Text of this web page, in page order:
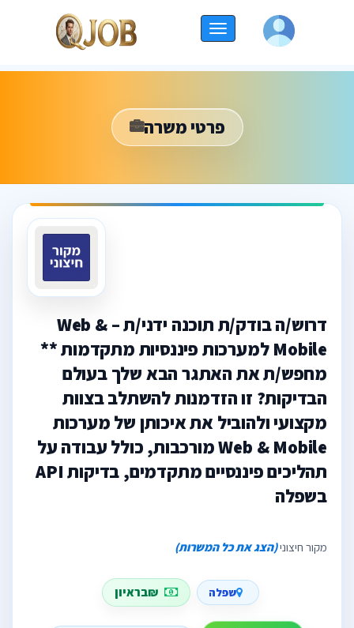
החלף
ניווט
פרטי משרה
דרוש/ה בודק/ת תוכנה ידני/ת – Web &
Mobile למערכות פיננסיות מתקדמות **
מחפש/ת את האתגר הבא שלך בעולם
הבדיקות? זו הזדמנות להשתלב בצוות
מקצועי ולהוביל את איכותן של מערכות
Web & Mobile מורכבות, כולל עבודה על
תהליכים פיננסיים מתקדמים, בדיקות API
בשפלה
מקור חיצוני(הצג את כל המשרות)
שפלה ₪בראיון